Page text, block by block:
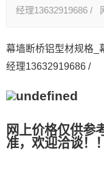
经理13632919686 /
幕墙断桥铝型材规格_
经理13632919686 /
网上价格仅供参
准，欢迎洽谈！